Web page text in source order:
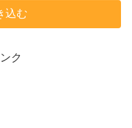
込む
ク